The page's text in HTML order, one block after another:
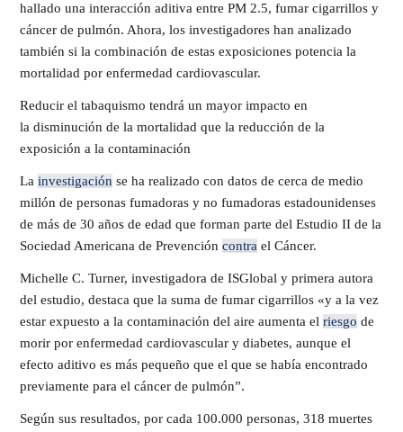
hallado una interacción aditiva entre PM 2.5, fumar cigarrillos y
cáncer de pulmón. Ahora, los investigadores han analizado
también si la combinación de estas exposiciones potencia la
mortalidad por enfermedad cardiovascular.
Reducir el tabaquismo tendrá un mayor impacto en
la disminución de la mortalidad que la reducción de la
exposición a la contaminación
La investigación se ha realizado con datos de cerca de medio
millón de personas fumadoras y no fumadoras estadounidenses
de más de 30 años de edad que forman parte del Estudio II de la
Sociedad Americana de Prevención contra el Cáncer.
Michelle C. Turner, investigadora de ISGlobal y primera autora
del estudio, destaca que la suma de fumar cigarrillos «y a la vez
estar expuesto a la contaminación del aire aumenta el riesgo de
morir por enfermedad cardiovascular y diabetes, aunque el
efecto aditivo es más pequeño que el que se había encontrado
previamente para el cáncer de pulmón”.
Según sus resultados, por cada 100.000 personas, 318 muertes